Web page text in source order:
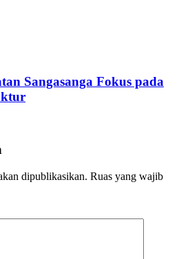
Sangasanga Fokus pada
dipublikasikan. Ruas yang wajib